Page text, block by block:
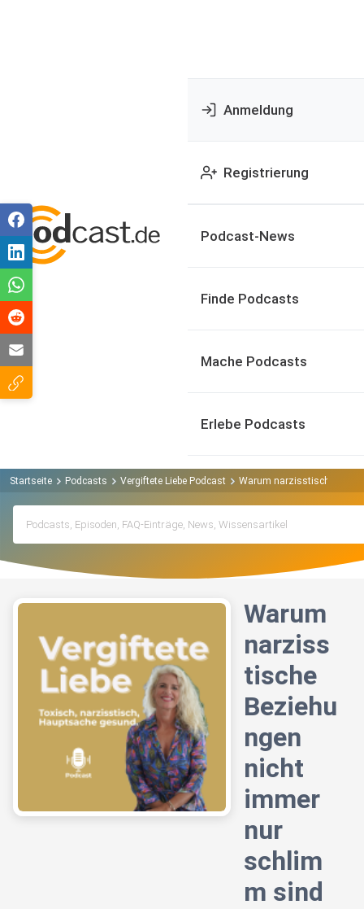
Anmeldung
Registrierung
Podcast-News
Finde Podcasts
Mache Podcasts
Erlebe Podcasts
Startseite Podcasts Vergiftete Liebe Podcast Warum narzisstische
Warum
narziss
tische
Beziehu
ngen
nicht
immer
nur
schlim
m sind